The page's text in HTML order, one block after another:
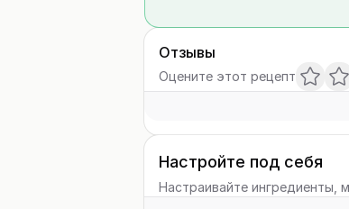
Отзывы
Оцените этот рецепт
Настройте под себя
Настраивайте ингредиенты,